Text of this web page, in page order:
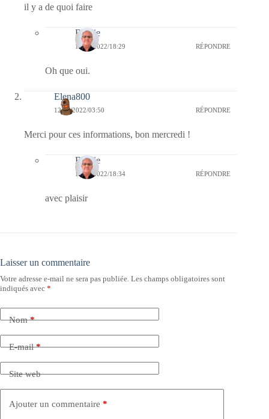
il y a de quoi faire
Bernie
12/01/2022/18:29 RÉPONDRE
Oh que oui.
Elena800
12/01/2022/03:50 RÉPONDRE
Merci pour ces informations, bon mercredi !
Bernie
12/01/2022/18:34 RÉPONDRE
avec plaisir
Laisser un commentaire
Votre adresse e-mail ne sera pas publiée. Les champs obligatoires sont
indiqués avec *
Nom*
E-mail*
Site web
Ajouter un commentaire *